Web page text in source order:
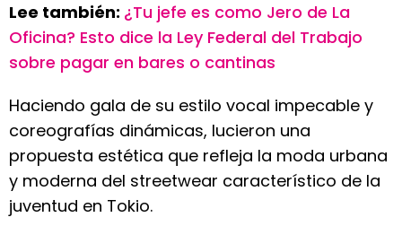
Lee también: ¿Tu jefe es como Jero de La
Oficina? Esto dice la Ley Federal del Trabajo
sobre pagar en bares o cantinas
Haciendo gala de su estilo vocal impecable y
coreografías dinámicas, lucieron una
propuesta estética que refleja la moda urbana
y moderna del streetwear característico de la
juventud en Tokio.